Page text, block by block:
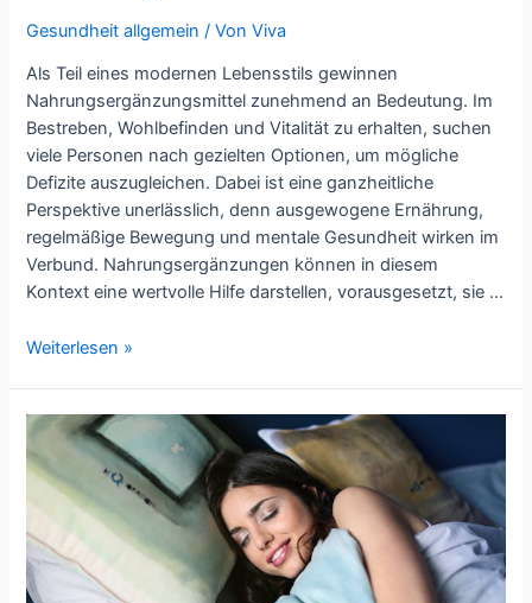
Gesundheit allgemein / VonViva
Als Teil eines modernen Lebensstils gewinnen
Nahrungsergänzungsmittel zunehmend an Bedeutung. Im
Bestreben, Wohlbefinden und Vitalität zu erhalten, suchen
viele Personen nach gezielten Optionen, um mögliche
Defizite auszugleichen. Dabei ist eine ganzheitliche
Perspektive unerlässlich, denn ausgewogene Ernährung,
regelmäßige Bewegung und mentale Gesundheit wirken im
Verbund. Nahrungsergänzungen können in diesem
Kontext eine wertvolle Hilfe darstellen, vorausgesetzt, sie …
Die
Nahrungsergänzungsmitteln
für
ein
gesundes
Leben
Weiterlesen »